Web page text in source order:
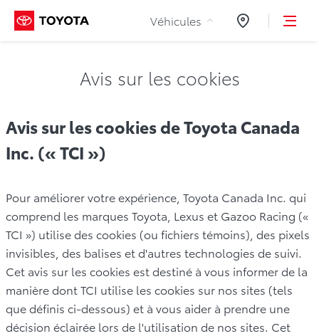
Aller au contenu
Véhicules
Avis sur les cookies
Avis sur les cookies de Toyota Canada
Inc. (« TCI »)
Pour améliorer votre expérience, Toyota Canada Inc. qui
comprend les marques Toyota, Lexus et Gazoo Racing («
TCI ») utilise des cookies (ou fichiers témoins), des pixels
invisibles, des balises et d'autres technologies de suivi.
Cet avis sur les cookies est destiné à vous informer de la
manière dont TCI utilise les cookies sur nos sites (tels
que définis ci-dessous) et à vous aider à prendre une
décision éclairée lors de l'utilisation de nos sites. Cet